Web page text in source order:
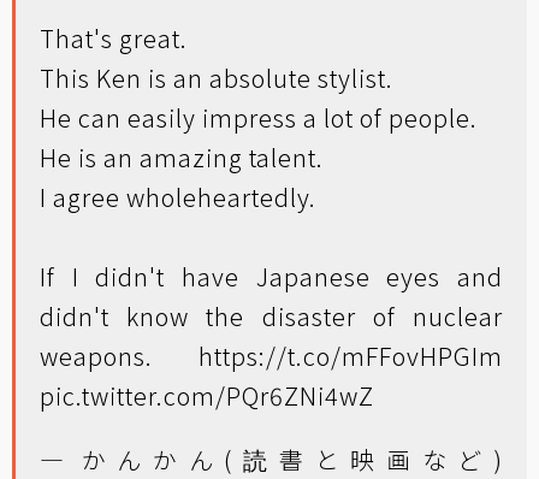
That's great.
This Ken is an absolute stylist.
He can easily impress a lot of people.
He is an amazing talent.
I agree wholeheartedly.
If I didn't have Japanese eyes and
didn't know the disaster of nuclear
weapons. https://t.co/mFFovHPGIm
pic.twitter.com/PQr6ZNi4wZ
— かんかん(読書と映画など)